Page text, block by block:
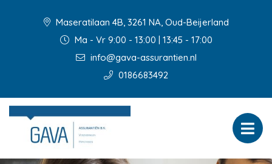
Maseratilaan 4B, 3261 NA, Oud-Beijerland
Ma - Vr 9:00 - 13:00 | 13:45 - 17:00
info@gava-assurantien.nl
0186683492